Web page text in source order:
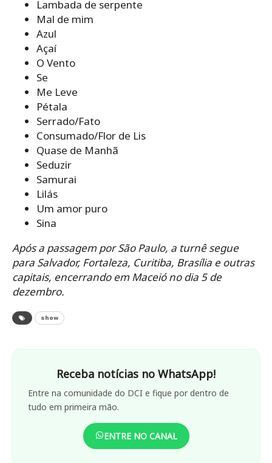
Lambada de serpente
Mal de mim
Azul
Açaí
O Vento
Se
Me Leve
Pétala
Serrado/Fato
Consumado/Flor de Lis
Quase de Manhã
Seduzir
Samurai
Lilás
Um amor puro
Sina
Após a passagem por São Paulo, a turnê segue
para Salvador, Fortaleza, Curitiba, Brasília e outras
capitais, encerrando em Maceió no dia 5 de
dezembro.
show
Receba notícias no WhatsApp!
Entre na comunidade do DCI e fique por dentro de
tudo em primeira mão.
ENTRE NO CANAL